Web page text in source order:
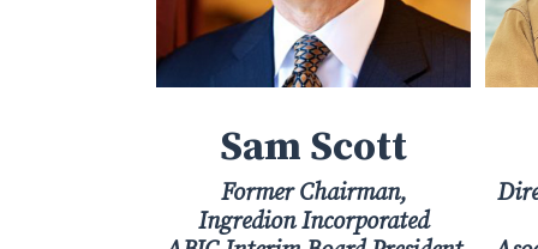
Sam Scott
Former Chairman,
Ingredion Incorporated